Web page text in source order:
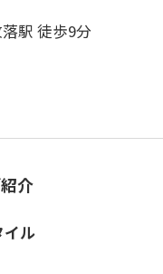
駅 徒歩9分
介
イル